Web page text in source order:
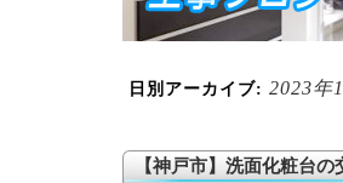
日別アーカイブ: 2023年
【神戸市】洗面化粧台の